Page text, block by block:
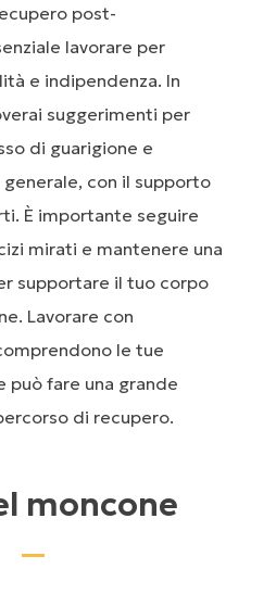
post-
lavorare per
e indipendenza. In
suggerimenti per
di guarigione e
con il supporto
È importante seguire
mirati e mantenere una
supportare il tuo corpo
Lavorare con
le tue
può fare una grande
di recupero.
moncone